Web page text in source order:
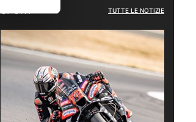
SPORT TUTTE LE NOTIZIE